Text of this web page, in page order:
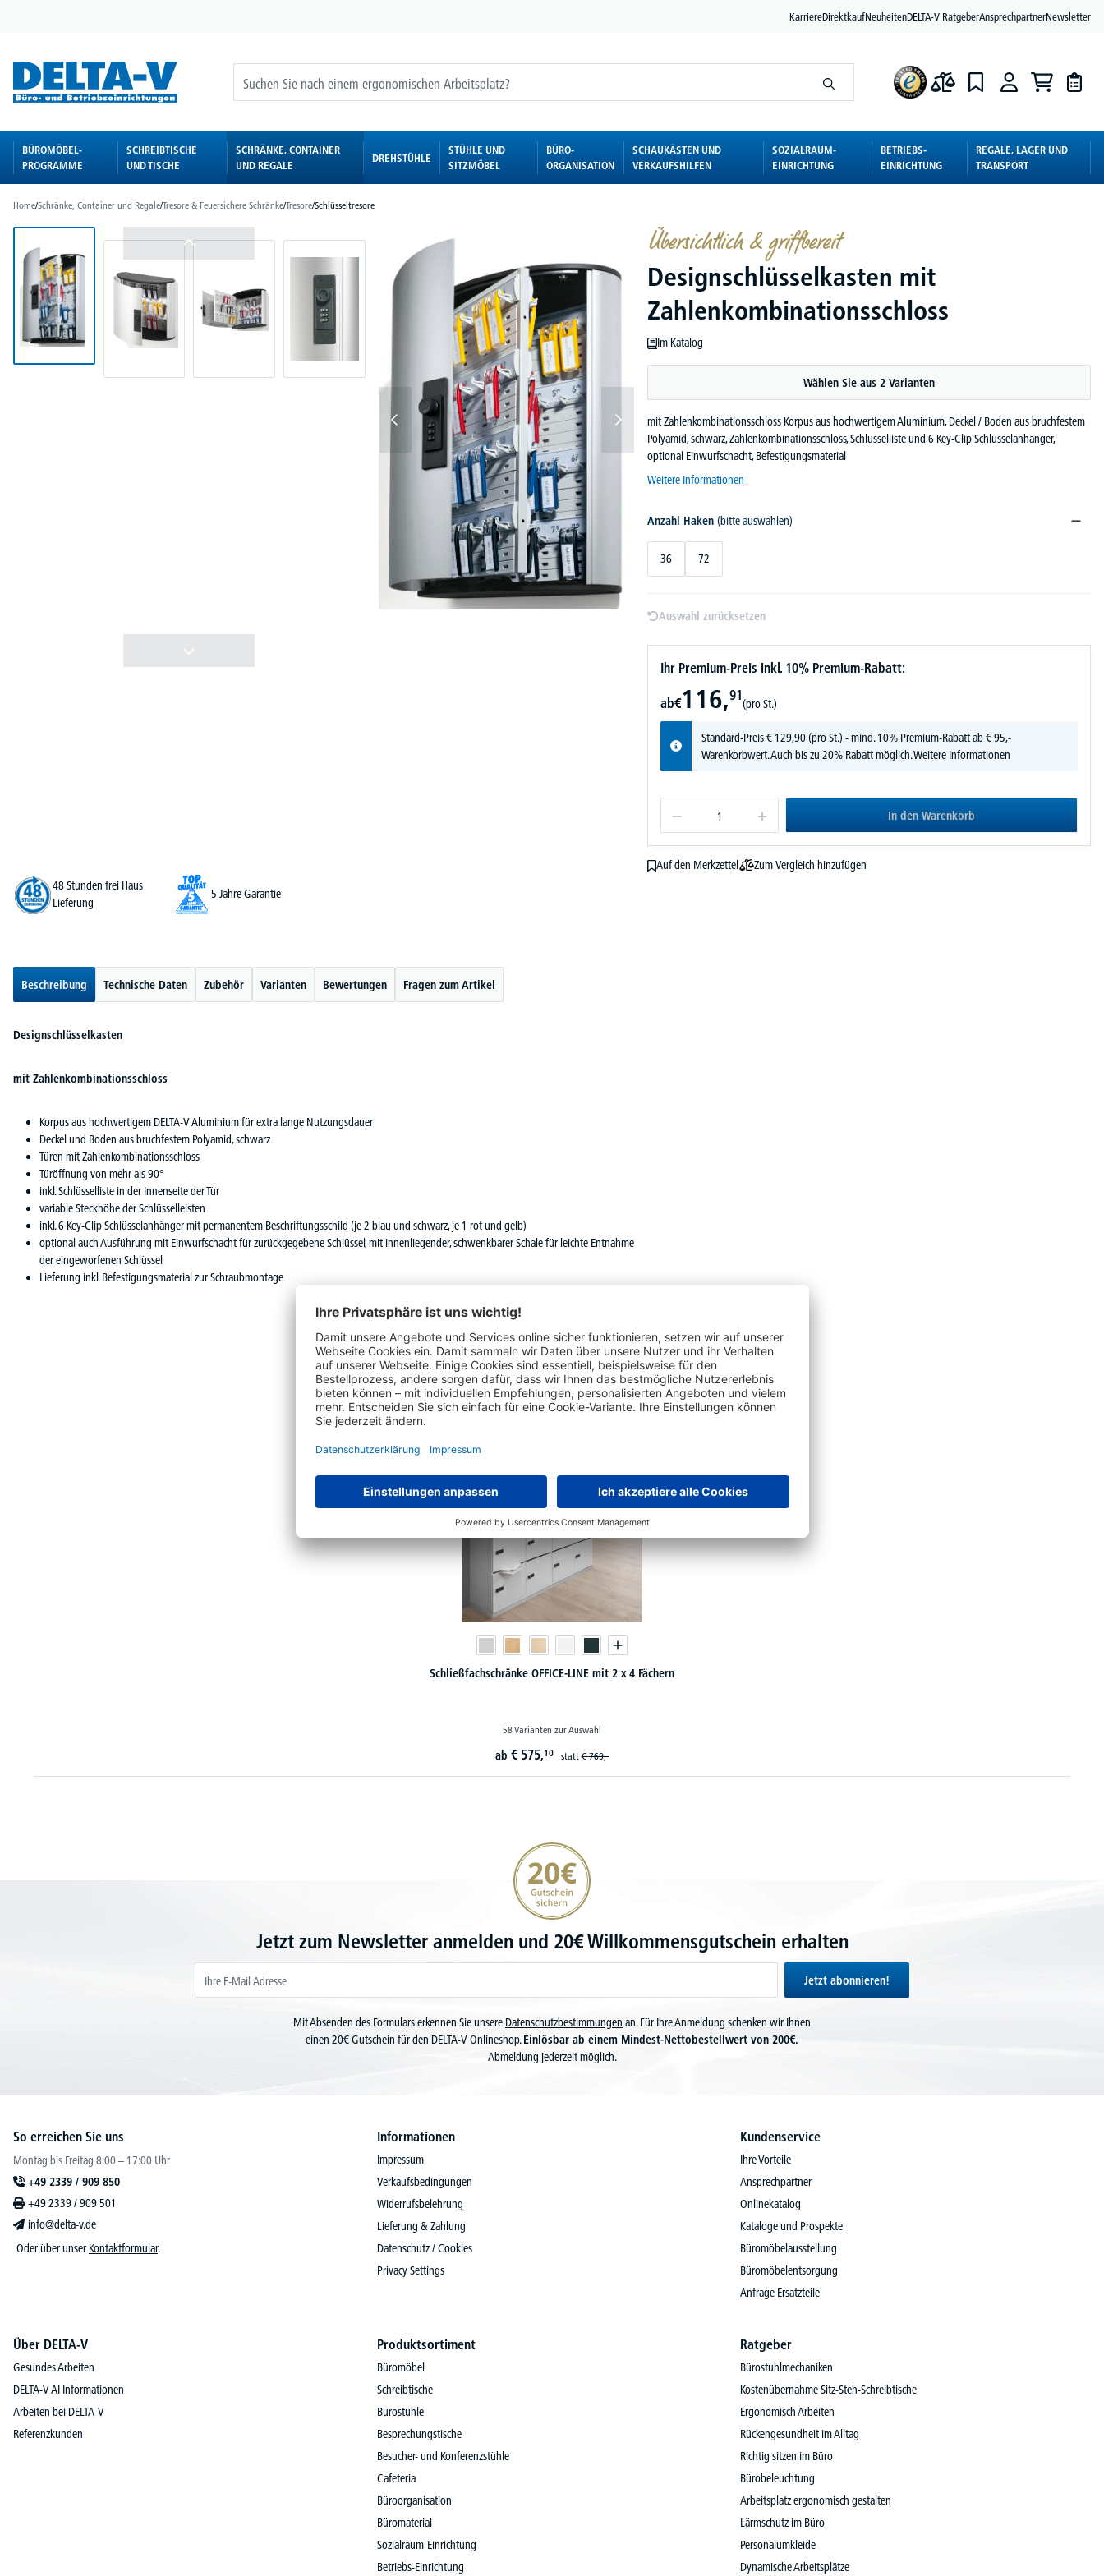
KarriereDirektkaufNeuheitenDELTA-V RatgeberAnsprechpartnerNewsletter
BÜROMÖBEL-
PROGRAMME
SCHREIBTISCHE
UND TISCHE
SCHRÄNKE, CONTAINER
UND REGALE
DREHSTÜHLE
STÜHLE UND
SITZMÖBEL
BÜRO-
ORGANISATION
SCHAUKÄSTEN UND
VERKAUFSHILFEN
SOZIALRAUM-
EINRICHTUNG
BETRIEBS-
EINRICHTUNG
REGALE, LAGER UND
TRANSPORT
Home/Schränke, Container und Regale/Tresore & Feuersichere Schränke/Tresore/Schlüsseltresore
Übersichtlich & griffbereit
Designschlüsselkasten mit
Zahlenkombinationsschloss
Im Katalog
Wählen Sie aus 2 Varianten
mit Zahlenkombinationsschloss Korpus aus hochwertigem Aluminium, Deckel / Boden aus bruchfestem
Polyamid, schwarz, Zahlenkombinationsschloss, Schlüsselliste und 6 Key-Clip Schlüsselanhänger,
optional Einwurfschacht, Befestigungsmaterial
Weitere Informationen
Anzahl Haken (bitte auswählen)
36 72
Auswahl zurücksetzen
Ihr Premium-Preis inkl. 10% Premium-Rabatt:
ab€116,91
(pro St.)
Standard-Preis€ 129,90(pro St.) - mind. 10% Premium-Rabatt ab € 95,-
Warenkorbwert. Auch bis zu 20% Rabatt möglich.Weitere Informationen
In den Warenkorb
Auf den Merkzettel
Zum Vergleich hinzufügen
48 Stunden frei Haus
Lieferung
5 Jahre Garantie
Beschreibung Technische Daten Zubehör Varianten Bewertungen Fragen zum Artikel
Designschlüsselkasten
mit Zahlenkombinationsschloss
Korpus aus hochwertigem DELTA-V Aluminium für extra lange Nutzungsdauer
Deckel und Boden aus bruchfestem Polyamid, schwarz
Türen mit Zahlenkombinationsschloss
Türöffnung von mehr als 90°
inkl. Schlüsselliste in der Innenseite der Tür
variable Steckhöhe der Schlüsselleisten
inkl. 6 Key-Clip Schlüsselanhänger mit permanentem Beschriftungsschild (je 2 blau und schwarz, je 1 rot und gelb)
optional auch Ausführung mit Einwurfschacht für zurückgegebene Schlüssel, mit innenliegender, schwenkbarer Schale für leichte Entnahme
der eingeworfenen Schlüssel
Lieferung inkl. Befestigungsmaterial zur Schraubmontage
Das hat auch andere Kunden interessiert
Schließfachschränke OFFICE-LINE mit 2 x 4 Fächern
58 Varianten zur Auswahl
ab € 575,10 statt€ 769,-
20€ Gutschein sichern
Jetzt zum Newsletter anmelden und 20€ Willkommensgutschein erhalten
Jetzt abonnieren!
Mit Absenden des Formulars erkennen Sie unsere Datenschutzbestimmungen an. Für Ihre Anmeldung schenken wir Ihnen
einen 20€ Gutschein für den DELTA-V Onlineshop.Einlösbar ab einem Mindest-Nettobestellwert von 200€.
Abmeldung jederzeit möglich.
So erreichen Sie uns
Montag bis Freitag 8:00 – 17:00 Uhr
+49 2339 / 909 850
+49 2339 / 909 501
info@delta-v.de
Oder über unser Kontaktformular.
Informationen
Impressum
Verkaufsbedingungen
Widerrufsbelehrung
Lieferung & Zahlung
Datenschutz / Cookies
Privacy Settings
Kundenservice
Ihre Vorteile
Ansprechpartner
Onlinekatalog
Kataloge und Prospekte
Büromöbelausstellung
Büromöbelentsorgung
Anfrage Ersatzteile
Über DELTA-V
Gesundes Arbeiten
DELTA-V AI Informationen
Arbeiten bei DELTA-V
Referenzkunden
Produktsortiment
Büromöbel
Schreibtische
Bürostühle
Besprechungstische
Besucher- und Konferenzstühle
Cafeteria
Büroorganisation
Büromaterial
Sozialraum-Einrichtung
Betriebs-Einrichtung
Ratgeber
Bürostuhlmechaniken
Kostenübernahme Sitz-Steh-Schreibtische
Ergonomisch Arbeiten
Rückengesundheit im Alltag
Richtig sitzen im Büro
Bürobeleuchtung
Arbeitsplatz ergonomisch gestalten
Lärmschutz im Büro
Personalumkleide
Dynamische Arbeitsplätze